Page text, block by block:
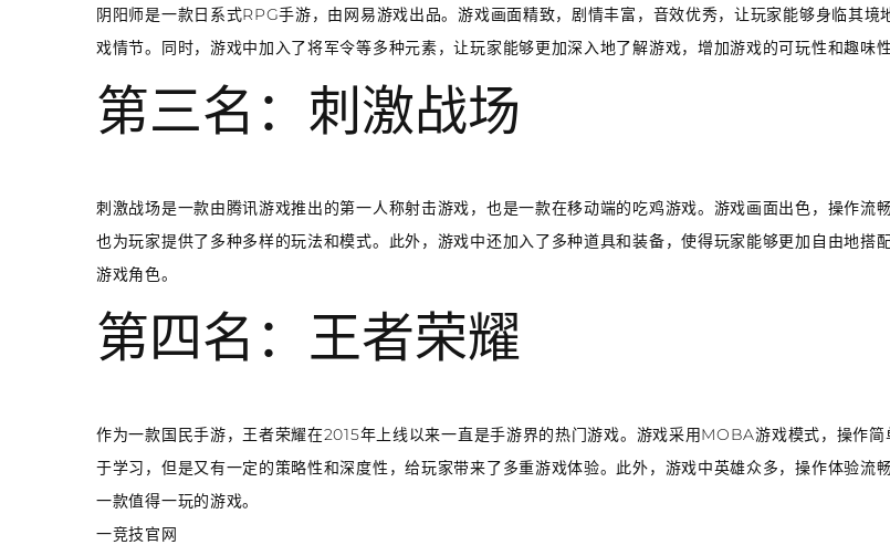
阴阳师是一款日系式RPG手游，由网易游戏出品。游戏画面精致，剧情丰富，音效优秀，让玩家能够身临其境
戏情节。同时，游戏中加入了将军令等多种元素，让玩家能够更加深入地了解游戏，增加游戏的可玩性和趣味性
第三名：刺激战场
刺激战场是一款由腾讯游戏推出的第一人称射击游戏，也是一款在移动端的吃鸡游戏。游戏画面出色，操作流
也为玩家提供了多种多样的玩法和模式。此外，游戏中还加入了多种道具和装备，使得玩家能够更加自由地搭
游戏角色。
第四名：王者荣耀
作为一款国民手游，王者荣耀在2015年上线以来一直是手游界的热门游戏。游戏采用MOBA游戏模式，操作简
于学习，但是又有一定的策略性和深度性，给玩家带来了多重游戏体验。此外，游戏中英雄众多，操作体验流
一款值得一玩的游戏。
一竞技官网